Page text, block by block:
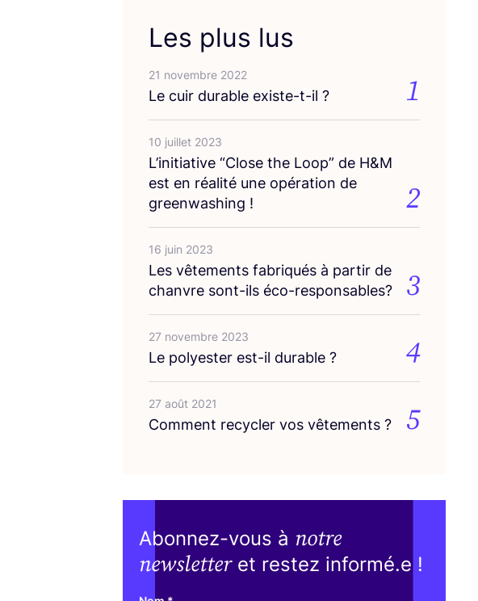
Les plus lus
21 novembre 2022
Le cuir durable existe-t-il ? 1
10 juillet 2023
L’i­ni­tia­tive “Close the Loop” de H&M
est en réa­li­té une opé­ra­tion de
greenwashing !
2
16 juin 2023
Les vête­ments fabri­qués à par­tir de
chanvre sont-ils éco-responsables?
3
27 novembre 2023
Le poly­es­ter est-il durable ? 4
27 août 2021
Com­ment recy­cler vos vêtements ? 5
Abonnez-vous à notre
newsletteret restez informé.e !